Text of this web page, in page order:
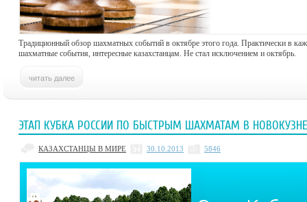
Традиционный обзор шахматных событий в октябре этого года. Практически в
шахматные события, интересные казахстанцам. Не стал исключением и октябрь.
ЭТАП КУБКА РОССИИ ПО БЫСТРЫМ ШАХМАТАМ В
КАЗАХСТАНЦЫ В МИРЕ 30.10.2013 5846